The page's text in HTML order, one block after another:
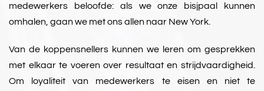
medewerkers beloofde: als we onze bisjpaal kunnen
omhalen, gaan we met ons allen naar New York.
Van de koppensnellers kunnen we leren om gesprekken
met elkaar te voeren over resultaat en strijdvaardigheid.
Om loyaliteit van medewerkers te eisen en niet te